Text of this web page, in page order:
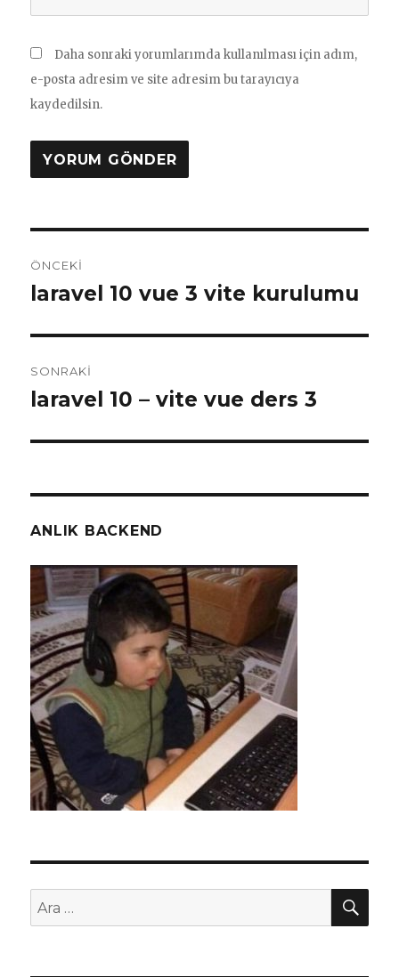
Daha sonraki yorumlarımda kullanılması için adım,
e-posta adresim ve site adresim bu tarayıcıya
kaydedilsin.
gezinmesi
ÖNCEKI
Önceki
laravel 10 vue 3 vite kurulumu
SONRAKI
Sonraki
laravel 10 – vite vue ders 3
ANLIK BACKEND
Ara: ARA